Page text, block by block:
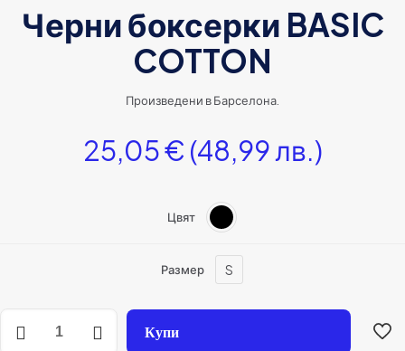
Черни боксерки BASIC
COTTON
Произведени в Барселона.
25,05€ (48,99 лв.)
Цвят
Размер S
Купи